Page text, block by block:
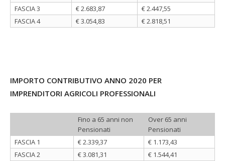
FASCIA 3
€ 2.683,87
€ 2.447,55
FASCIA 4
€ 3.054,83 € 2.818,51
IMPORTO CONTRIBUTIVO ANNO 2020 PER
IMPRENDITORI AGRICOLI PROFESSIONALI
Fino a 65 anni non
Pensionati
Over 65 anni
Pensionati
FASCIA 1
€ 2.339,37
€ 1.173,43
FASCIA 2
€ 3.081,31
€ 1.544,41